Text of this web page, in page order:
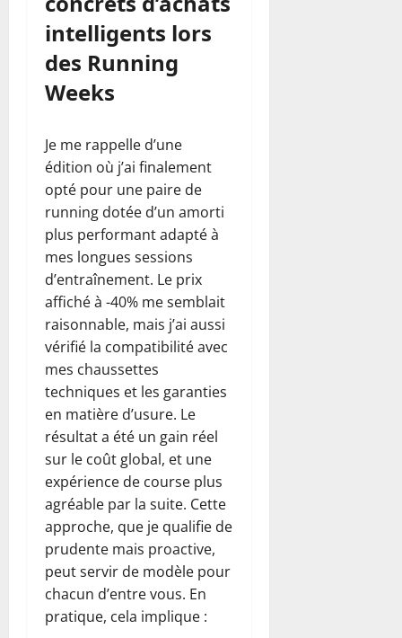
intelligents lors
des Running
Weeks
Je me rappelle d’une
édition où j’ai finalement
opté pour une paire de
running dotée d’un amorti
plus performant adapté à
mes longues sessions
d’entraînement. Le prix
affiché à -40% me semblait
raisonnable, mais j’ai aussi
vérifié la compatibilité avec
mes chaussettes
techniques et les garanties
en matière d’usure. Le
résultat a été un gain réel
sur le coût global, et une
expérience de course plus
agréable par la suite. Cette
approche, que je qualifie de
prudente mais proactive,
peut servir de modèle pour
chacun d’entre vous. En
pratique, cela implique :